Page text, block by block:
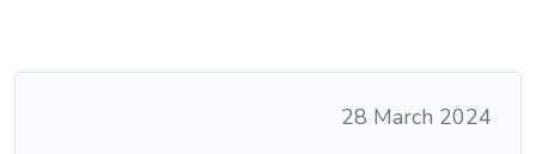
28 March 2024